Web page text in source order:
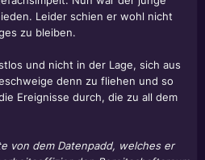
Leider schien er wohl nicht
zu bleiben.
und nicht in der Lage, sich aus
denn zu fliehen und so
Ereignisse durch, die zu all dem
von dem Datenpadd, welches er